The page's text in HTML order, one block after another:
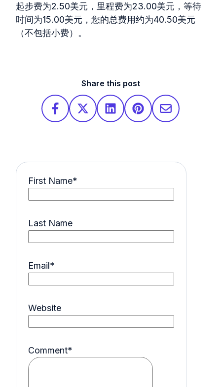
起步费为2.50美元，里程费为23.00美元，等待
时间为15.00美元，您的总费用约为40.50美元
（不包括小费）。
Share this post
First Name*
Last Name
Email*
Website
Comment*